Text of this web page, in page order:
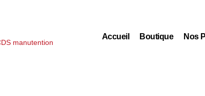
Accueil Boutique Nos